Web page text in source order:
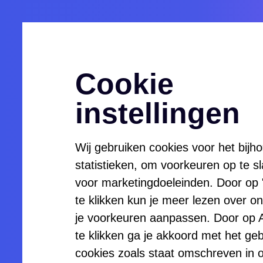
Cookie
instellingen
Wij gebruiken cookies voor het
statistieken, om voorkeuren op te
voor marketingdoeleinden. Door op
te klikken kun je meer lezen over
je voorkeuren aanpassen. Door op
te klikken ga je akkoord met het
cookies zoals staat omschreven in